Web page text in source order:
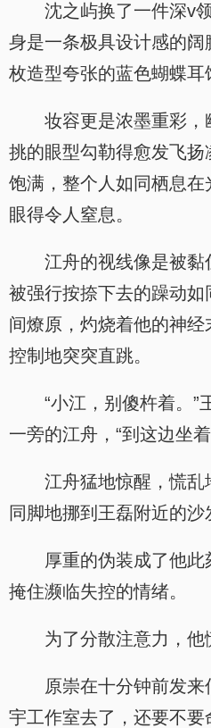
沈之屿换了一件深v
身是一条极具设计感的
枚造型夸张的蓝色蝴蝶耳
妆容更是浓墨重彩，
挑的眼型勾勒得愈发飞
饱满，整个人如同栖息
眼得令人窒息。
江舟的视线像是被
被强行按捺下去的躁动
间燎原，灼烧着他的神
控制地突突直跳。
“小江，别傻杵着。”
一旁的江舟，“到这边坐
江舟猛地惊醒，慌
同脚地挪到王磊附近的沙
厚重的伪装成了他
掩住濒临失控的情绪。
为了分散注意力，他
原崇在十分钟前发
宇工作室去了，还要不要